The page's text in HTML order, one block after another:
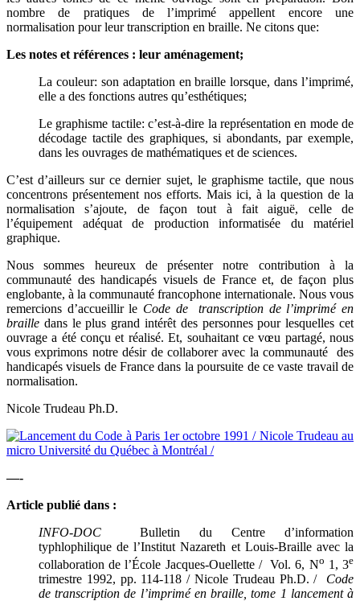
nombre de pratiques de l’imprimé appellent encore une
normalisation pour leur transcription en braille. Ne citons que:
Les notes et références : leur aménagement;
La couleur: son adaptation en braille lorsque, dans l’imprimé,
elle a des fonctions autres qu’esthétiques;
Le graphisme tactile: c’est-à-dire la représentation en mode de
décodage tactile des graphiques, si abondants, par exemple,
dans les ouvrages de mathématiques et de sciences.
C’est d’ailleurs sur ce dernier sujet, le graphisme tactile, que nous
concentrons présentement nos efforts. Mais ici, à la question de la
normalisation s’ajoute, de façon tout à fait aiguë, celle de
l’équipement adéquat de production informatisée du matériel
graphique.
Nous sommes heureux de présenter notre contribution à la
communauté des handicapés visuels de France et, de façon plus
englobante, à la communauté francophone internationale. Nous vous
remercions d’accueillir le Code de transcription de l’imprimé en
braille dans le plus grand intérêt des personnes pour lesquelles cet
ouvrage a été conçu et réalisé. Et, souhaitant ce vœu partagé, nous
vous exprimons notre désir de collaborer avec la communauté des
handicapés visuels de France dans la poursuite de ce vaste travail de
normalisation.
Nicole Trudeau Ph.D.
—-
Article publié dans :
INFO-DOC Bulletin du Centre d’information
typhlophilique de l’Institut Nazareth et Louis-Braille avec la
collaboration de l’École Jacques-Ouellette / Vol. 6, No 1, 3e
trimestre 1992, pp. 114-118 / Nicole Trudeau Ph.D. / Code
de transcription de l’imprimé en braille, tome 1 lancement à